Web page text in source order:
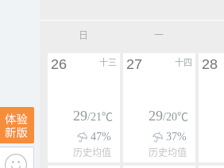
日 一
十三
26
29/21℃
47%
历史均值
十四
27
29/20℃
37%
历史均值
28